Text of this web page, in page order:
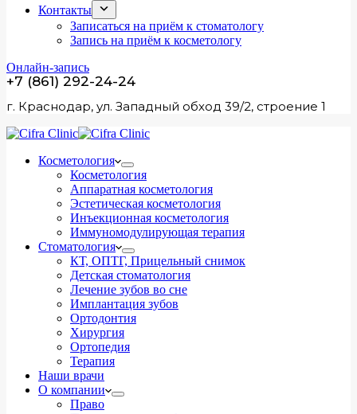
Контакты
Записаться на приём к стоматологу
Запись на приём к косметологу
Онлайн-запись
+7 (861) 292-24-24
г. Краснодар, ул. Западный обход 39/2, строение 1
Косметология
Косметология
Аппаратная косметология
Эстетическая косметология
Инъекционная косметология
Иммуномодулирующая терапия
Стоматология
КТ, ОПТГ, Прицельный снимок
Детская стоматология
Лечение зубов во сне
Имплантация зубов
Ортодонтия
Хирургия
Ортопедия
Терапия
Наши врачи
О компании
Право